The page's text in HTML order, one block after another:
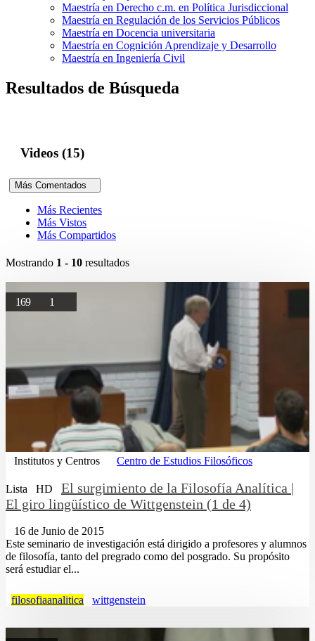
Maestría en Derecho c.m. en Política Jurisdiccional
Maestría en Regulación de los Servicios Públicos
Maestría en Docencia universitaria
Maestría en Cognición Aprendizaje y Desarrollo
Maestría en Ingeniería Civil
Resultados de Búsqueda
Videos (15)
Más Comentados
Más Recientes
Más Vistos
Más Compartidos
Mostrando 1 - 10 resultados
169 1
Institutos y Centros Centro de Estudios Filosóficos
Lista HD
El surgimiento de la Filosofía Analítica |
El giro lingüístico de Wittgenstein (1 de 4)
16 de Junio de 2015
Este seminario de investigación está dirigido a profesores y alumnos
de filosofía, tanto del pregrado como del posgrado. Su propósito
será estudiar el...
filosofiaanalitica wittgenstein